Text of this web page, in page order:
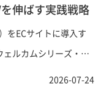
伸ばす実践戦略
をECサイトに導入す
ルカムシリーズ・再
やShopify Messaging
2026-07-24